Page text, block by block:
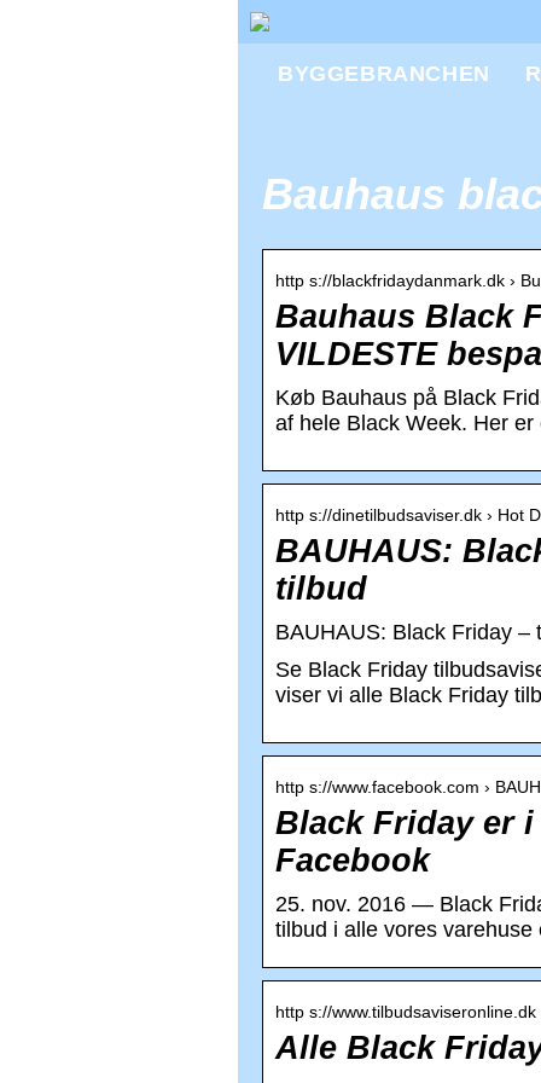
BYGGEBRANCHEN
Bauhaus
http s://blackfridaydanmark.dk ›
Bauhaus Black
VILDESTE
Køb Bauhaus på Black
af hele Black Week. Her
http s://dinetilbudsaviser.dk › Hot
BAUHAUS:
tilbud
BAUHAUS: Black Friday –
Se Black Friday
viser vi alle Black Friday
http s://www.facebook.com ›
Black Friday er
Facebook
25. nov. 2016 — Black
tilbud i alle vores
http s://
Alle Black